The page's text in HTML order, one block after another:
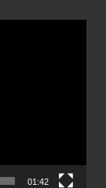
01:42